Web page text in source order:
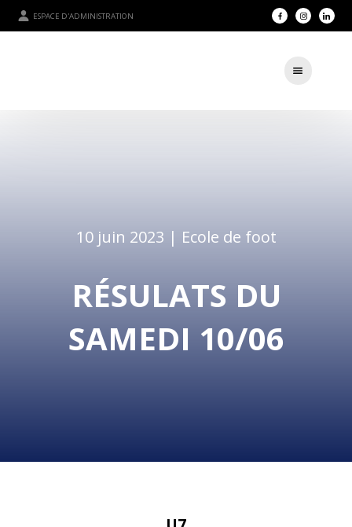
ESPACE D'ADMINISTRATION
10 juin 2023 | Ecole de foot
RÉSULATS DU
SAMEDI 10/06